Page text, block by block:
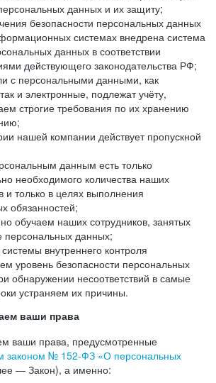
данных и их защиту;
безопасности персональных данных
системах внедрена система
данных в соответствии
действующего законодательства РФ;
с персональными данными, как
и электронные, подлежат учёту,
строгие требования по их хранению
нашей компании действует пропускной
данным есть только
необходимого количества наших
и только в целях выполнения
обязанностей;
обучаем наших сотрудников, занятых
персональных данных;
внутреннего контроля
уровень безопасности персональных
обнаружении несоответствий в самые
устраняем их причины.
ваши права
ваши права, предусмотренные
законом № 152-ФЗ «О персональных
— Закон), а именно: